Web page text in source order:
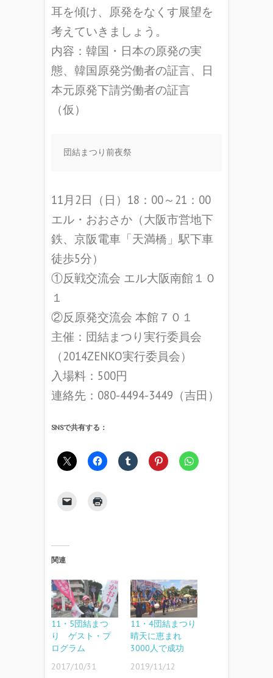
耳を傾け、原発をなくす展望を
考えていきましょう。
内容：韓国・日本の原発の実
態、韓国原発労働者の証言、日
本元原発下請労働者の証言
（仮）
団結まつり前夜祭
11月2日（日）18：00～21：00
エル・おおさか（大阪市営地下
鉄、京阪電車「天満橋」駅下車
徒歩5分）
①反戦交流会 エル大阪南館１０
１
②反原発交流会 本館７０１
主催：団結まつり実行委員会
（2014ZENKO実行委員会）
入場料：500円
連絡先：080-4494-3449（吉田）
SNSで共有する：
関連
11・5団結まつ
り ゲスト・プ
ログラム
2017/10/31
11・4団結まつり
晴天に恵まれ
3000人で成功
2019/11/12